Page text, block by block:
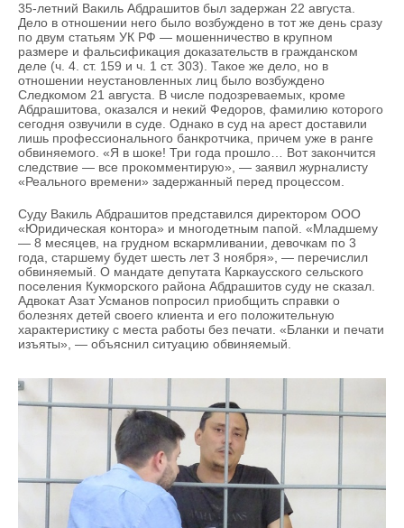
КИБЕРСПОРТ
ФИГУРНОЕ КАТАНИЕ
ВОДНЫЕ ВИДЫ СПОРТА
ХОККЕЙ С МЯЧОМ
КУЛЬТУРА
МЕДИЦИНА
ОБРАЗОВАНИЕ
ПРОИСШЕСТВИЯ
СПИСОК КОМПАНИЙ
35-летний Вакиль Абдрашитов был задержан 22 августа.
Дело в отношении него было возбуждено в тот же день сразу
по двум статьям УК РФ — мошенничество в крупном
размере и фальсификация доказательств в гражданском
деле (ч. 4. ст. 159 и ч. 1 ст. 303). Такое же дело, но в
отношении неустановленных лиц было возбуждено
Следкомом 21 августа. В числе подозреваемых, кроме
Абдрашитова, оказался и некий Федоров, фамилию которого
сегодня озвучили в суде. Однако в суд на арест доставили
лишь профессионального банкротчика, причем уже в ранге
обвиняемого. «Я в шоке! Три года прошло… Вот закончится
следствие — все прокомментирую», — заявил журналисту
«Реального времени» задержанный перед процессом.
Суду Вакиль Абдрашитов представился директором ООО
«Юридическая контора» и многодетным папой. «Младшему
— 8 месяцев, на грудном вскармливании, девочкам по 3
года, старшему будет шесть лет 3 ноября», — перечислил
обвиняемый. О мандате депутата Каркаусского сельского
поселения Кукморского района Абдрашитов суду не сказал.
Адвокат Азат Усманов попросил приобщить справки о
болезнях детей своего клиента и его положительную
характеристику с места работы без печати. «Бланки и печати
изъяты», — объяснил ситуацию обвиняемый.